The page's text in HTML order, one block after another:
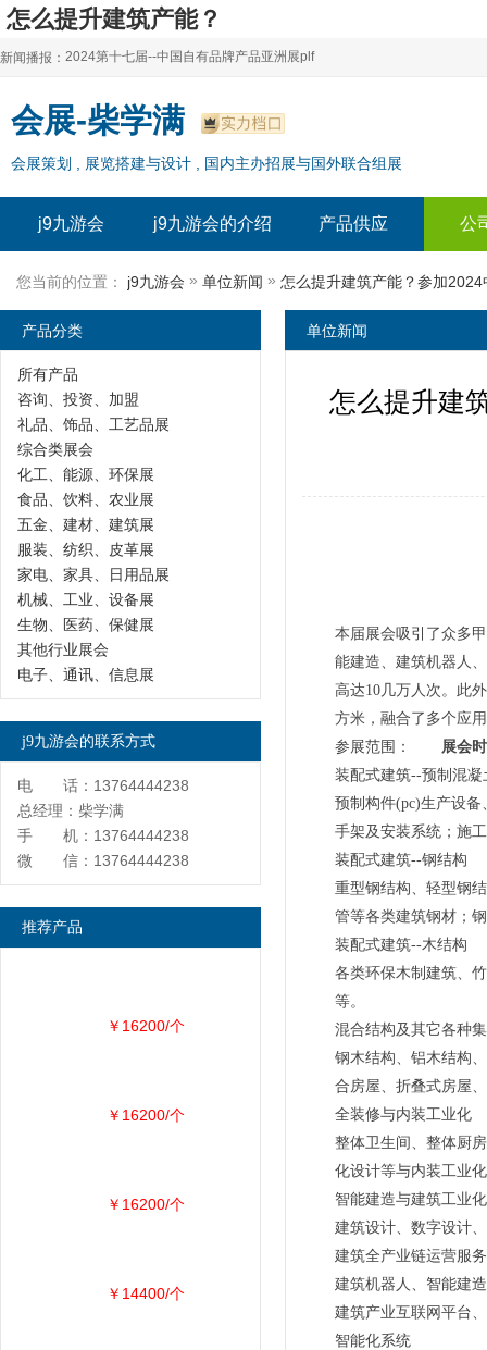
怎么提升建筑产能？
参加2024中国mic模块化集成建筑展需要具备
新闻播报：
2024上海自有品牌展--百货展|食品展 零售展|oem展
2024全球自有--品牌产品亚洲展（plf）
2024上海自有品牌展--2024上海oem 贴牌代加工展
2024第十七届--中国自有品牌产品亚洲展plf
2024全球自有--品牌产品亚洲展（plf）
2024年上海--第17届自有品牌展
会展-柴学满
会展策划 , 展览搭建与设计 , 国内主办招展与国外联合组展
j9九游会 j9九游会的介绍 产品供应 公
您当前的位置： j9九游会 » 单位新闻 »
单位新闻
怎么提升建
本届展会吸引了众多
能建造、建筑机器人
高达10几万人次。此
方米，融合了多个应
参展范围： 展会
装配式建筑--预制混凝
预制构件(pc)生产设
手架及安装系统；施
装配式建筑--钢结构
重型钢结构、轻型钢
管等各类建筑钢材；
装配式建筑--木结构
各类环保木制建筑、
等。
混合结构及其它各种
钢木结构、铝木结构
合房屋、折叠式房屋
全装修与内装工业化
整体卫生间、整体厨
化设计等与内装工业
智能建造与建筑工业
建筑设计、数字设计
建筑全产业链运营服
建筑机器人、智能建
建筑产业互联网平台
智能化系统
产品分类
所有产品
咨询、投资、加盟
礼品、饰品、工艺品展
综合类展会
化工、能源、环保展
食品、饮料、农业展
五金、建材、建筑展
服装、纺织、皮革展
家电、家具、日用品展
机械、工业、设备展
生物、医药、保健展
其他行业展会
电子、通讯、信息展
j9九游会的联系方式
电 话：13764444238
总经理：柴学满
手 机：13764444238
微 信：13764444238
推荐产品
￥16200/个
￥16200/个
￥16200/个
￥14400/个